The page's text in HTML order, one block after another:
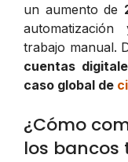
un aumento de
trabajo manual.
cuentas
caso global de
¿Cómo
los bancos